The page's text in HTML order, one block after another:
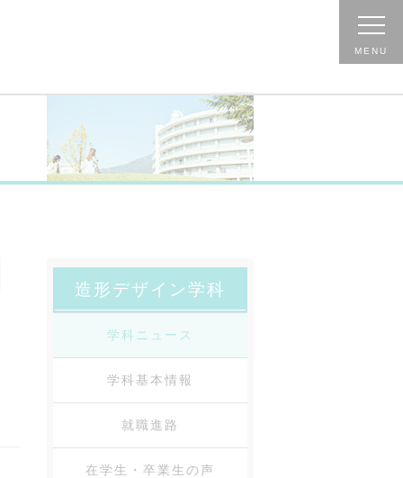
造形デザイン学科
学科ニュース
学科基本情報
就職進路
在学生・卒業生の声